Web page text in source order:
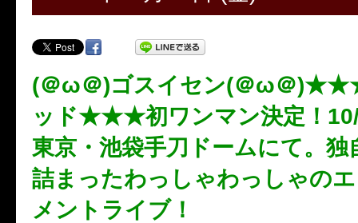
(＠ω＠)ゴスイセン(＠ω＠
ッド★★★初ワンマン決定！
東京・池袋手刀ドームにて。独
詰まったわっしゃわっしゃの
メントライブ！